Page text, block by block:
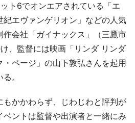
ト6でオンエアされている「エ
紀エヴァンゲリオン」などの人気
会社「ガイナックス」（三鷹市
、監督には映画「リンダ リンダ
・ページ」の山下敦弘さんを起用
。
かかわらず、じわじわと評判が
ントは監督や出演者と一緒にみ